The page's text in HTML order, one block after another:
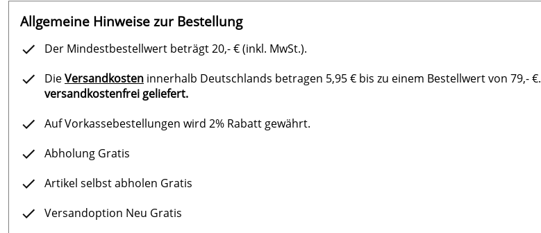
Allgemeine Hinweise zur Bestellung
Der Mindestbestellwert beträgt 20,- € (inkl. MwSt.).
DieVersandkosten innerhalb Deutschlands betragen 5,95 € bis zu einem Bestellwert von 79,- €.
versandkostenfrei geliefert.
Auf Vorkassebestellungen wird 2% Rabatt gewährt.
Abholung Gratis
Artikel selbst abholen Gratis
Versandoption Neu Gratis